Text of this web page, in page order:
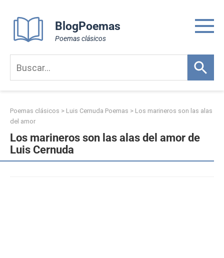
content
BlogPoemas
Poemas clásicos
Poemas clásicos > Luis Cernuda Poemas > Los marineros son las alas
del amor
Los marineros son las alas del amor de
Luis Cernuda